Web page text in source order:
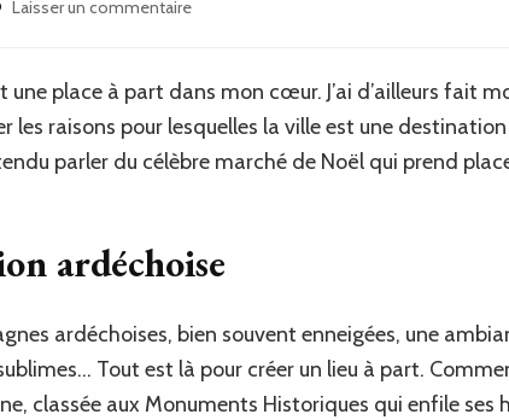
Laisser un commentaire
saint-
:
une
part
une place à part dans mon cœur. J’ai d’ailleurs fait
les raisons pour lesquelles la ville est une destination
parler du célèbre marché de Noël qui prend
ardéchoise
ardéchoises, bien souvent enneigées, une
Tout est là pour créer un lieu à part.
classée aux Monuments Historiques qui enfile ses